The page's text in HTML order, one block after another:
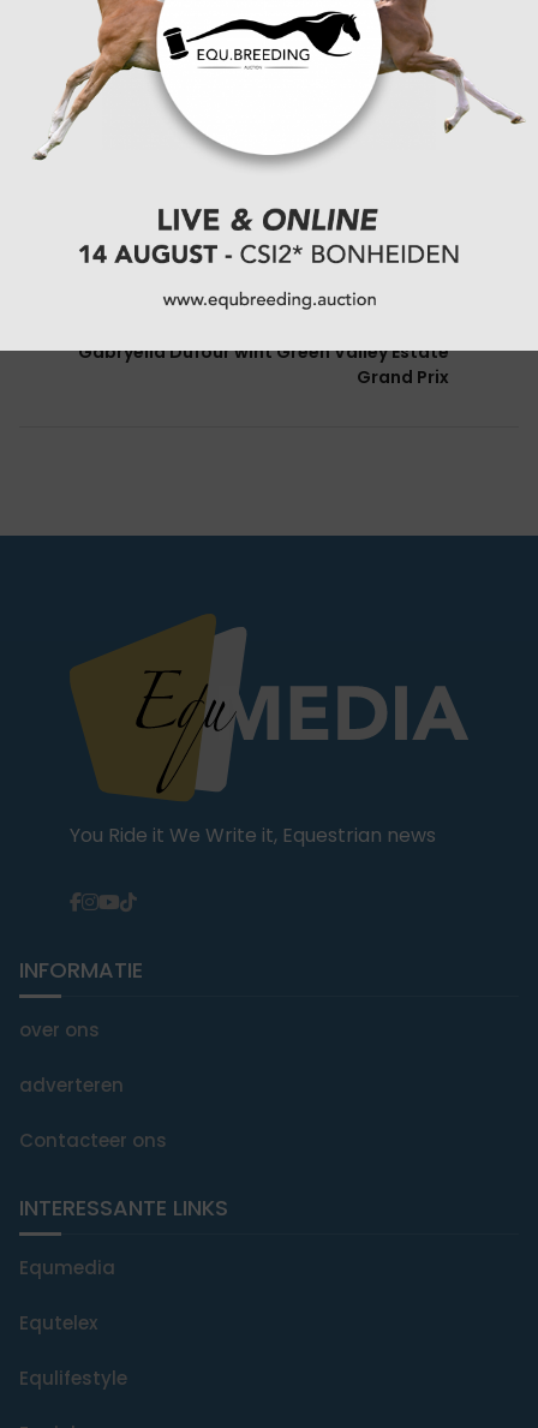
bron: Facebook
CATEGORIËN: SPRINGEN
Twaalf spring- en negen dressuurhengsten
aangeleverd
VOLGENDE
Gabryella Dufour wint Green Valley Estate
Grand Prix
You Ride it We Write it, Equestrian news
INFORMATIE
over ons
adverteren
Contacteer ons
INTERESSANTE LINKS
Equmedia
Equtelex
Equlifestyle